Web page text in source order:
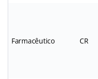
Farmacêutico CR